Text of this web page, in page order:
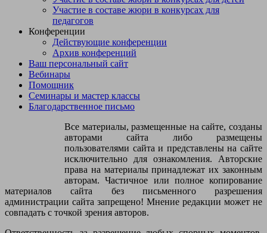
Участие в составе жюри в конкурсах для
педагогов
Конференции
Действующие конференции
Архив конференций
Ваш персональный сайт
Вебинары
Помощник
Семинары и мастер классы
Благодарственное письмо
Все материалы, размещенные на сайте, созданы
авторами сайта либо размещены
пользователями сайта и представлены на сайте
исключительно для ознакомления. Авторские
права на материалы принадлежат их законным
авторам. Частичное или полное копирование
материалов сайта без письменного разрешения
администрации сайта запрещено! Мнение редакции может не
совпадать с точкой зрения авторов.